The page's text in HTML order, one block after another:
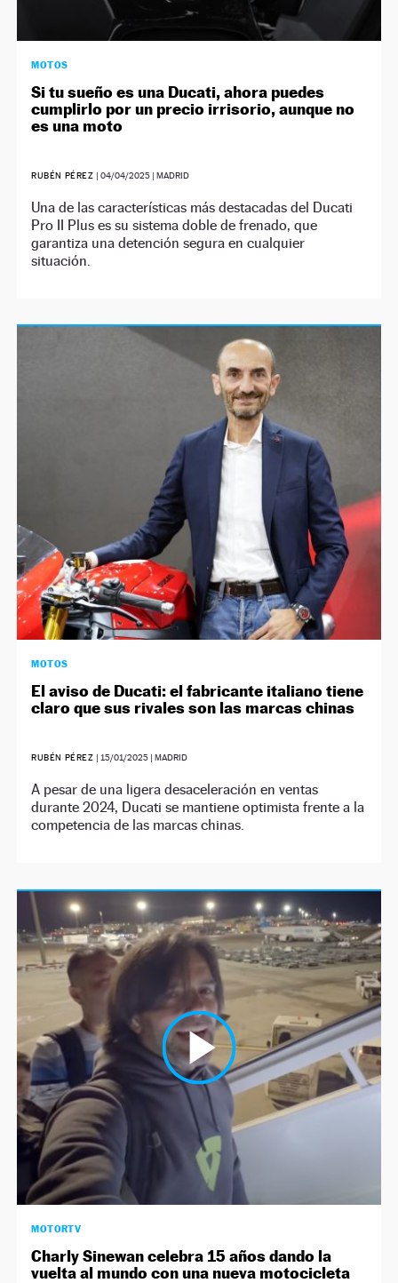
MOTOS
Si tu sueño es una Ducati, ahora puedes
cumplirlo por un precio irrisorio, aunque no
es una moto
RUBÉN PÉREZ |04/04/2025 | MADRID
Una de las características más destacadas del Ducati
Pro II Plus es su sistema doble de frenado, que
garantiza una detención segura en cualquier
situación.
MOTOS
El aviso de Ducati: el fabricante italiano tiene
claro que sus rivales son las marcas chinas
RUBÉN PÉREZ |15/01/2025 | MADRID
A pesar de una ligera desaceleración en ventas
durante 2024, Ducati se mantiene optimista frente a la
competencia de las marcas chinas.
MOTORTV
Charly Sinewan celebra 15 años dando la
vuelta al mundo con una nueva motocicleta